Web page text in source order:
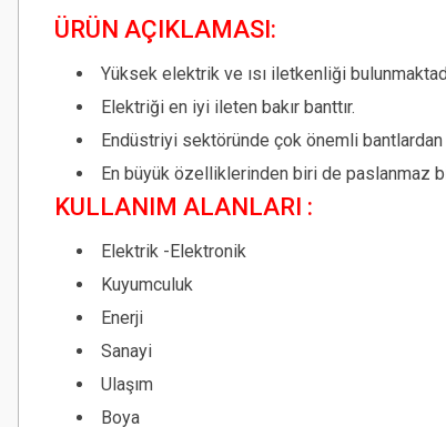
ÜRÜN AÇIKLAMASI:
Yüksek elektrik ve ısı iletkenliği
Elektriği en iyi ileten bakır banttır.
Endüstriyi sektöründe çok önemli bantlardan
En büyük özelliklerinden biri de paslanmaz bir
KULLANIM ALANLARI :
Elektrik -Elektronik
Kuyumculuk
Enerji
Sanayi
Ulaşım
Boya